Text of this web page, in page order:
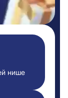
нише